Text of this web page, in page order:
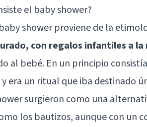
el baby shower?
shower proviene de la
con regalos infantiles a la
al bebé. En un principio
y era un ritual que iba destinado
surgieron como una
los bautizos, aunque con un